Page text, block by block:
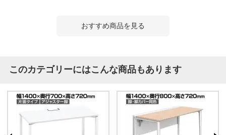
おすすめ商品を見る
このカテゴリーにはこんな商品もあります